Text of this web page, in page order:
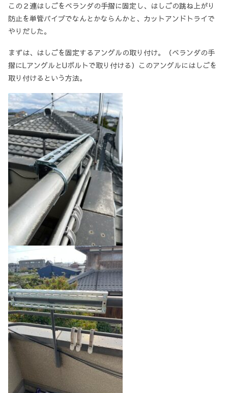
この２連はしごをベランダの手摺に固定し、はしごの跳ね上がり
防止を単管パイプでなんとかならんかと、カットアンドトライで
やりだした。
まずは、はしごを固定するアングルの取り付け。（ベランダの手
摺にLアングルとUボルトで取り付ける）このアングルにはしごを
取り付けるという方法。